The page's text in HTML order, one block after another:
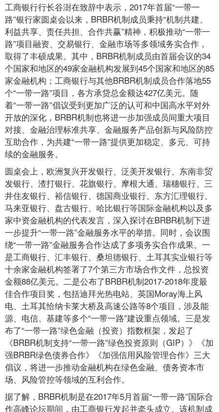
工商银行行长谷澍在致辞中表示，2017年首届“一带一
路”银行家圆桌会以来，BRBR机制成员秉持“机制共建、
利益共享、责任共担、合作共赢”精神，积极推动“一带一
路”项目融资、交易银行、金融市场等多领域务实合作，
取得了丰硕成果。其中，BRBR机制成员由首届会议的34
个国家和地区的49家金融机构发展到45个国家和地区的85
家金融机构；工商银行与其他BRBR机制成员合作落地55
个“一带一路”项目，各方承贷总金额达427亿美元。随
着“一带一路”倡议受到更加广泛的认可和中国高水平对外
开放的深化，BRBR机制也将进一步加强成员间重大项目
对接、金融治理标准共享、金融服务产品创新与风险防控
互助合作，为共建“一带一路”提供更加稳定、多元、可持
续的金融服务。
圆桌会上，欧洲复兴开发银行、泛美开发银行、东南非贸
发银行、渣打银行、花旗银行、摩根大通、瑞穗银行、三
井住友银行、裕信银行、德国商业银行、东方汇理银行、
马来亚银行、盘古银行、哈比银行等国际金融机构以及多
家中资金融机构的代表发言，深入探讨在BRBR机制下进
一步提升“一带一路”金融服务水平的举措。同时，会议围
绕“一带一路”金融服务合作达成了多项务实合作成果。一
是工商银行、汇丰银行、桑坦德银行、土耳其实业银行等
十余家金融机构签署了7个第三方市场合作文件，总投资
金额88亿美元。二是公布了BRBR机制2017-2018年度最
佳合作项目奖，包括迪拜光热电站、英国Moray海上风
电、土耳其恰纳卡莱大桥及高速公路等8个项目，涉及能
源、电信、基建等多个“一带一路”建设重点领域。三是发
布了“一带一路”绿色金融（投资）指数框架，发起了
《BRBR机制支持“一带一路”绿色投资原则（GIP）》《加
强BRBR绿色债券合作》《加强信用风险管理合作》三大
倡议，将进一步推动金融机构在绿色金融、债务资本市
场、风险管控等领域的互利合作。
据了解，BRBR机制是在2017年5月首届“一带一路”国际合
作高峰论坛期间，由工商银行发起并牵头成立。该机制成